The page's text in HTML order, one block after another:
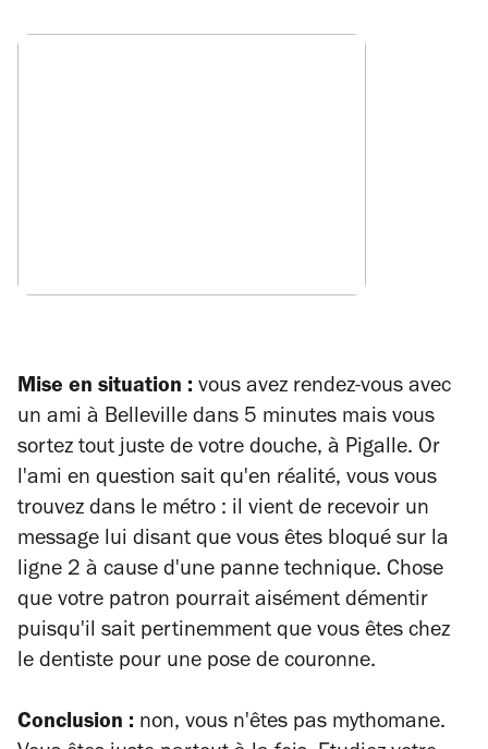
Mise en situation : vous avez rendez-vous avec
un ami à Belleville dans 5 minutes mais vous
sortez tout juste de votre douche, à Pigalle. Or
l'ami en question sait qu'en réalité, vous vous
trouvez dans le métro : il vient de recevoir un
message lui disant que vous êtes bloqué sur la
ligne 2 à cause d'une panne technique. Chose
que votre patron pourrait aisément démentir
puisqu'il sait pertinemment que vous êtes chez
le dentiste pour une pose de couronne.
Conclusion : non, vous n'êtes pas mythomane.